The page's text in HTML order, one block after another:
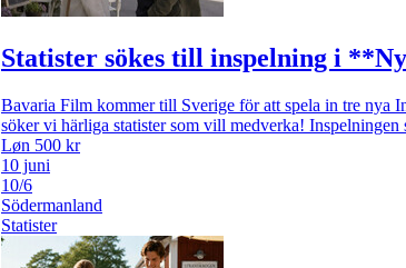
Statister sökes till inspelning i
Bavaria Film kommer till Sverige för att spela in tre nya
söker vi härliga statister som vill medverka!
Løn 500 kr
10 juni
10/6
Södermanland
Statister